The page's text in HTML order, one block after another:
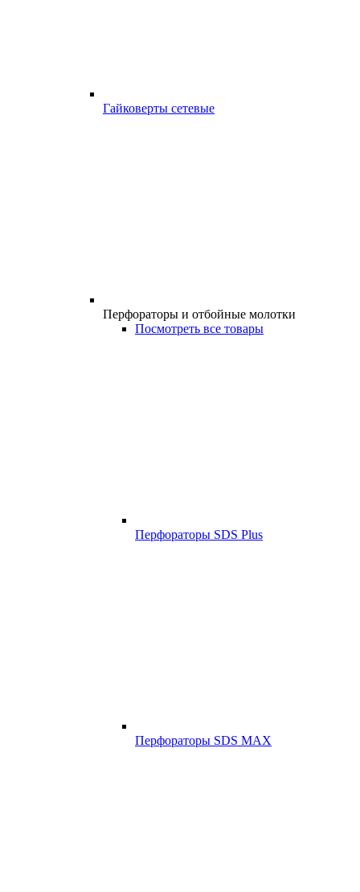
Гайковерты сетевые
Перфораторы и отбойные молотки
Посмотреть все товары
Перфораторы SDS Plus
Перфораторы SDS MAX